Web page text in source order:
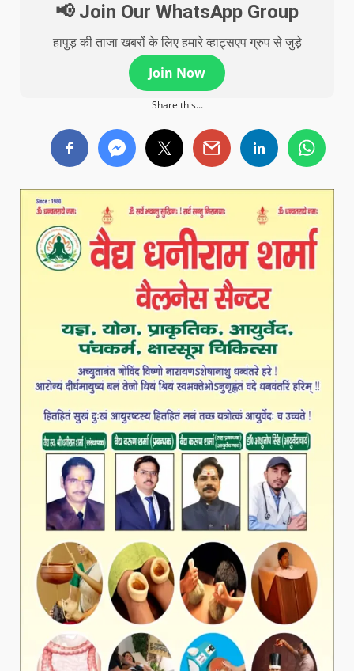
📢 Join Our WhatsApp Group
हापुड़ की ताजा खबरों के लिए हमारे व्हाट्सएप ग्रुप से जुड़े
Join Now
Share this...